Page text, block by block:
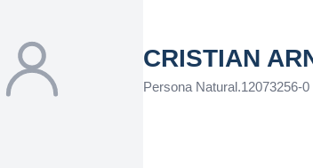
CRISTIAN
Persona Natural.12073256-0